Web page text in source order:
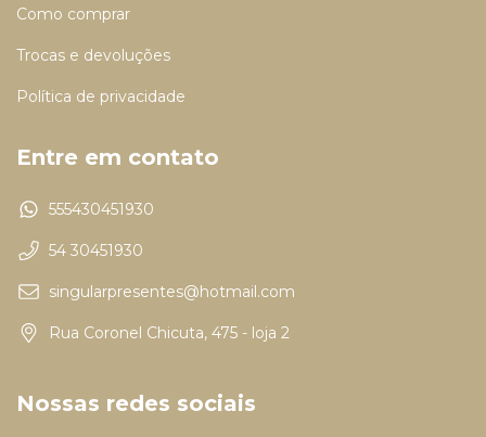
Como comprar
Trocas e devoluções
Política de privacidade
Entre em contato
555430451930
54 30451930
singularpresentes@hotmail.com
Rua Coronel Chicuta, 475 - loja 2
Nossas redes sociais